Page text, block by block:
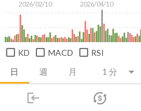
login
市場
日 週 月
2026/02/10 2026/04/10
KD MACD RSI
推薦卡片 技術面